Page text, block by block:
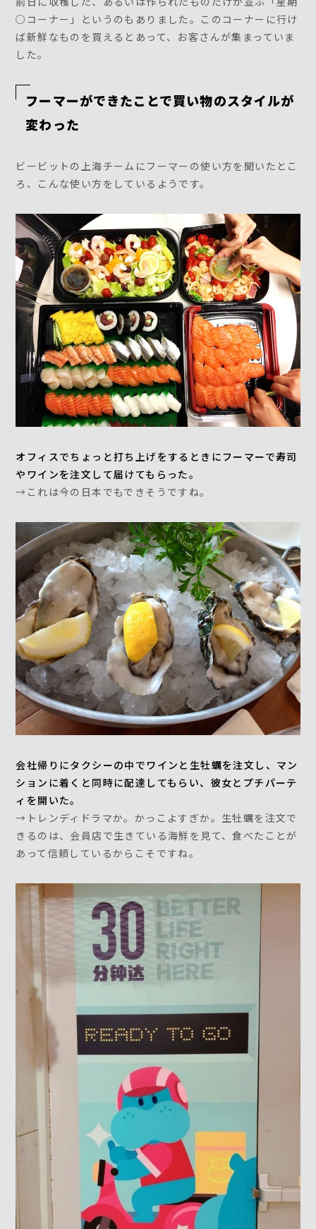
○コーナー」というのもありました。このコーナーに行け
ば新鮮なものを買えるとあって、お客さんが集まっていま
した。
フーマーができたことで買い物のスタイルが
変わった
ビービットの上海チームにフーマーの使い方を聞いたとこ
ろ、こんな使い方をしているようです。
オフィスでちょっと打ち上げをするときにフーマーで寿司
やワインを注文して届けてもらった。
→これは今の日本でもできそうですね。
会社帰りにタクシーの中でワインと生牡蠣を注文し、マン
ションに着くと同時に配達してもらい、彼女とプチパーテ
ィを開いた。
→トレンディドラマか。かっこよすぎか。生牡蠣を注文で
きるのは、会員店で生きている海鮮を見て、食べたことが
あって信頼しているからこそですね。